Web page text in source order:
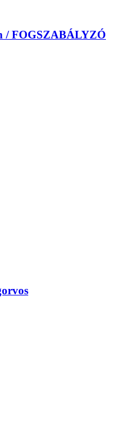
/ FOGSZABÁLYZÓ